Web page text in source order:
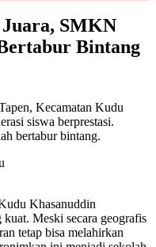
Juara, SMKN
Bintang
Kecamatan Kudu
siswa berprestasi.
bertabur bintang.
Khasanuddin
Meski secara geografis
tetap bisa melahirkan